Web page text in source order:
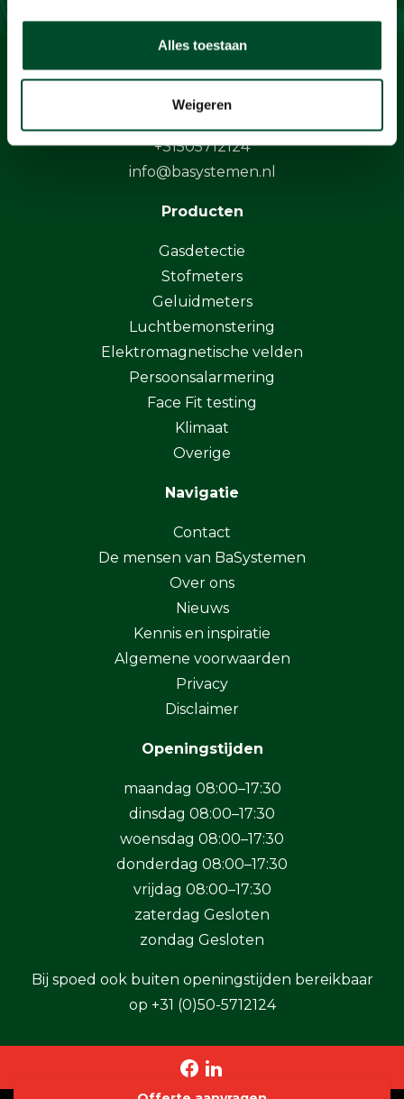
Alles toestaan
Weigeren
Contact
Protonstraat 13G
9743 AL Groningen
+31505712124
info@basystemen.nl
Producten
Gasdetectie
Stofmeters
Geluidmeters
Luchtbemonstering
Elektromagnetische velden
Persoonsalarmering
Face Fit testing
Klimaat
Overige
Navigatie
Contact
De mensen van BaSystemen
Over ons
Nieuws
Kennis en inspiratie
Algemene voorwaarden
Privacy
Disclaimer
Openingstijden
maandag 08:00–17:30
dinsdag 08:00–17:30
woensdag 08:00–17:30
donderdag 08:00–17:30
vrijdag 08:00–17:30
zaterdag Gesloten
zondag Gesloten
Bij spoed ook buiten openingstijden bereikbaar
op +31 (0)50-5712124